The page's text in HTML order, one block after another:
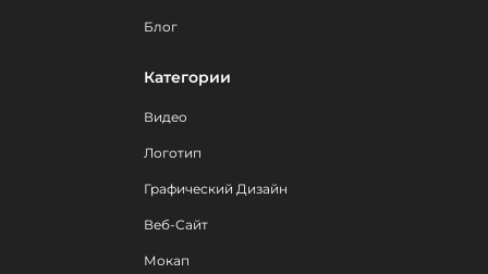
Блог
Категории
Видео
Логотип
Графический Дизайн
Веб-Сайт
Мокап